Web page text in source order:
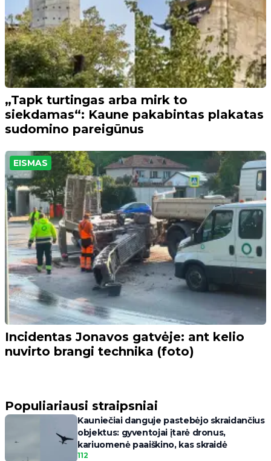
„Tapk turtingas arba mirk to
siekdamas“: Kaune pakabintas plakatas
sudomino pareigūnus
EISMAS
Incidentas Jonavos gatvėje: ant kelio
nuvirto brangi technika (foto)
Populiariausi straipsniai
Kauniečiai danguje pastebėjo skraidančius
objektus: gyventojai įtarė dronus,
kariuomenė paaiškino, kas skraidė
112